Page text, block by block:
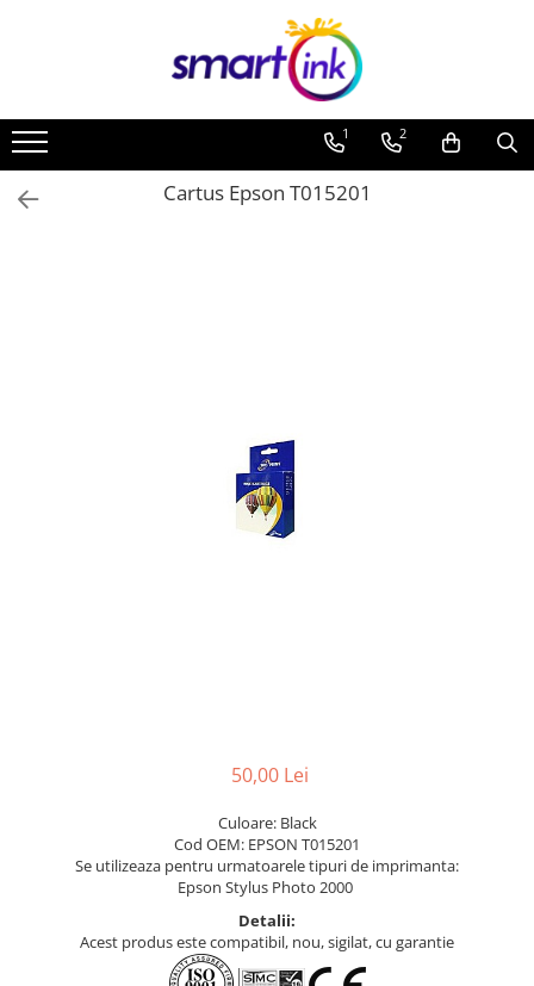
Consumabile
Cartuse si tonere
Pentru firme
1 2
Cartus Epson T015201
50,00 Lei
Culoare: Black
Cod OEM: EPSON T015201
Se utilizeaza pentru urmatoarele tipuri de imprimanta:
Epson Stylus Photo 2000
Detalii:
Acest produs este compatibil, nou, sigilat, cu garantie